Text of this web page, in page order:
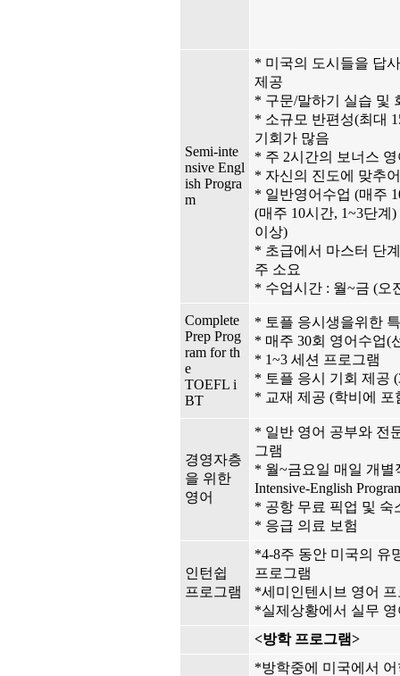
Semi-inte
nsive Engl
ish Progra
m
* 미국의 도시들을 답
제공
* 구문/말하기 실습 및
* 소규모 반편성(최대
기회가 많음
* 주 2시간의 보너스
* 자신의 진도에 맞추
* 일반영어수업 (매주
(매주 10시간, 1~3단계
이상)
* 초급에서 마스터 단
주 소요
* 수업시간 : 월~금 (오
Complete
Prep Prog
ram for th
e
TOEFL i
BT
* 토플 응시생을위한
* 매주 30회 영어수업(
* 1~3 세션 프로그램
* 토플 응시 기회 제공
* 교재 제공 (학비에 포
경영자층
을 위한
영어
* 일반 영어 공부와 전
그램
* 월~금요일 매일 개별
Intensive-English
* 공항 무료 픽업 및 숙
* 응급 의료 보험
인턴쉽
프로그램
*4-8주 동안 미국의 유
프로그램
*세미인텐시브 영어
*실제상황에서 실무
<방학 프로그램>
*방학중에 미국에서